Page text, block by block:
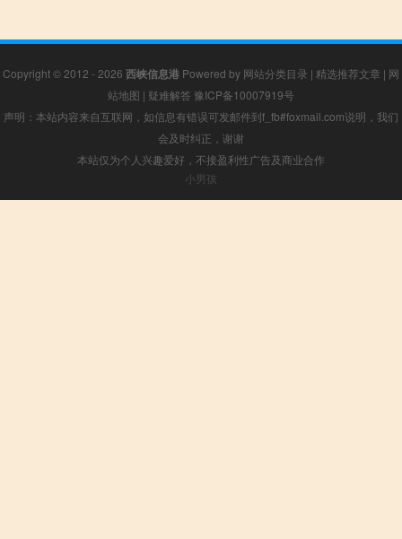
Copyright © 2012 - 2026 西峡信息港 Powered by 网站分类目录 | 精选推荐文章 | 网
站地图 | 疑难解答 豫ICP备10007919号
声明：本站内容来自互联网，如信息有错误可发邮件到f_fb#foxmail.com说明，我们
会及时纠正，谢谢
本站仅为个人兴趣爱好，不接盈利性广告及商业合作
小男孩